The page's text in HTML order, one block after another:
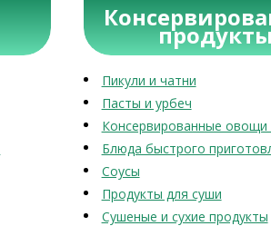
Пикули и чатни
Пасты и урбеч
Консервированные овощи
Блюда быстрого
Соусы
Продукты для суши
Сушеные и сухие продукты